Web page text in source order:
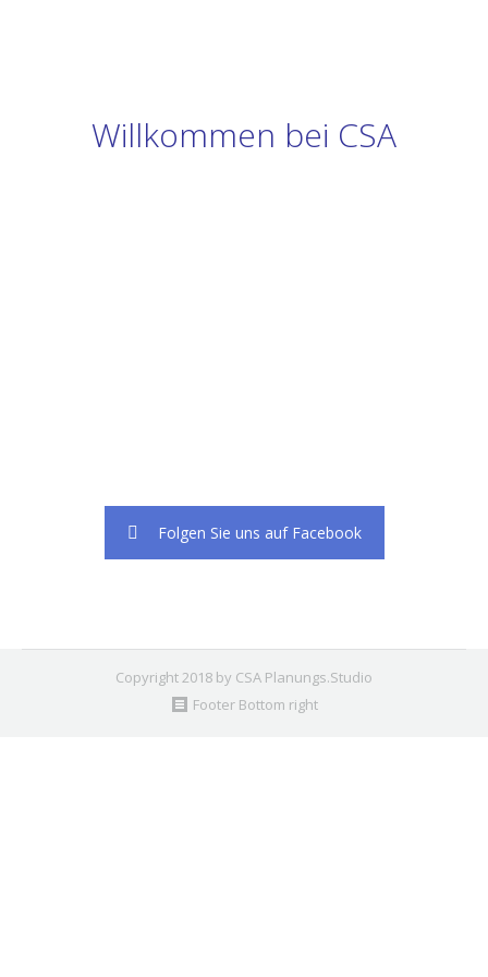
Willkommen bei CSA
Folgen Sie uns auf Facebook
Copyright 2018 by CSA Planungs.Studio
Footer Bottom right